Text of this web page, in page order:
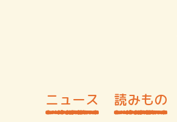
ニュース 読みもの